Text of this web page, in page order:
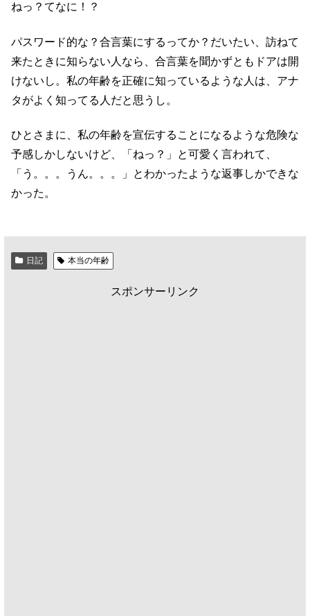
ねっ？てなに！？
パスワード的な？合言葉にするってか？だいたい、訪ねて
来たときに知らない人なら、合言葉を聞かずともドアは開
けないし。私の年齢を正確に知っているような人は、アナ
タがよく知ってる人だと思うし。
ひとさまに、私の年齢を宣伝することになるような危険な
予感しかしないけど、「ねっ？」と可愛く言われて、
「う。。。うん。。。」とわかったような返事しかできな
かった。
日記 本当の年齢
スポンサーリンク